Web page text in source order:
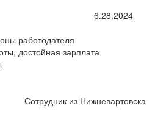
6.28.2024
работодателя
достойная зарплата
Сотрудник из Нижневартовска